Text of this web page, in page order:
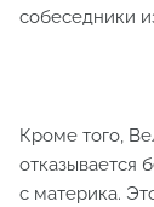
собеседники
Кроме того,
отказывается
с материка.